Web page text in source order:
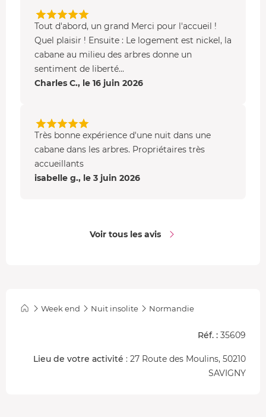
Tout d'abord, un grand Merci pour l'accueil !
Quel plaisir ! Ensuite : Le logement est nickel, la
cabane au milieu des arbres donne un
sentiment de liberté...
Charles C., le 16 juin 2026
Très bonne expérience d'une nuit dans une
cabane dans les arbres. Propriétaires très
accueillants
isabelle g., le 3 juin 2026
Voir tous les avis
Week end Nuit insolite Normandie
Réf. : 35609
Lieu de votre activité : 27 Route des Moulins, 50210
SAVIGNY